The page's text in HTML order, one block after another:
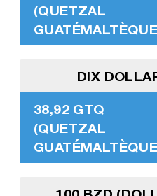
(QUETZAL
DIX
38,92 GTQ
(QUETZAL